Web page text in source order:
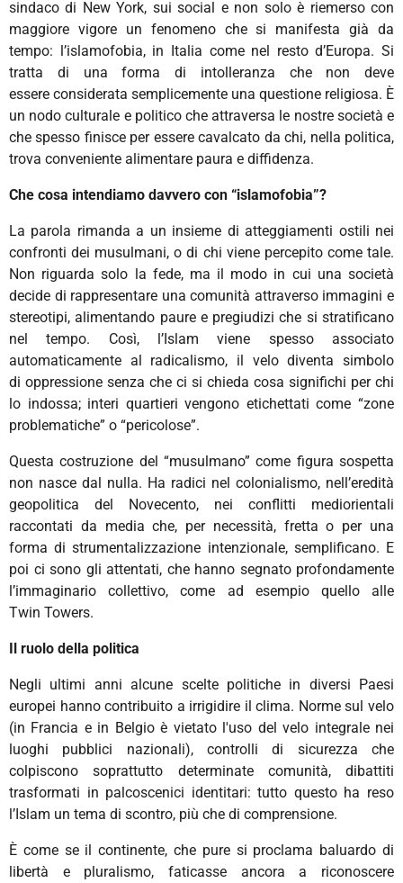
sindaco di New York, sui social e non solo è riemerso con
maggiore vigore un fenomeno che si manifesta già da
tempo: l’islamofobia, in Italia come nel resto d’Europa. Si
tratta di una forma di intolleranza che non deve
essere considerata semplicemente una questione religiosa. È
un nodo culturale e politico che attraversa le nostre società e
che spesso finisce per essere cavalcato da chi, nella politica,
trova conveniente alimentare paura e diffidenza.
Che cosa intendiamo davvero con “islamofobia”?
La parola rimanda a un insieme di atteggiamenti ostili nei
confronti dei musulmani, o di chi viene percepito come tale.
Non riguarda solo la fede, ma il modo in cui una società
decide di rappresentare una comunità attraverso immagini e
stereotipi, alimentando paure e pregiudizi che si stratificano
nel tempo. Così, l’Islam viene spesso associato
automaticamente al radicalismo, il velo diventa simbolo
di oppressione senza che ci si chieda cosa significhi per chi
lo indossa; interi quartieri vengono etichettati come “zone
problematiche” o “pericolose”.
Questa costruzione del “musulmano” come figura sospetta
non nasce dal nulla. Ha radici nel colonialismo, nell’eredità
geopolitica del Novecento, nei conflitti mediorientali
raccontati da media che, per necessità, fretta o per una
forma di strumentalizzazione intenzionale, semplificano. E
poi ci sono gli attentati, che hanno segnato profondamente
l’immaginario collettivo, come ad esempio quello alle
Twin Towers.
Il ruolo della politica
Negli ultimi anni alcune scelte politiche in diversi Paesi
europei hanno contribuito a irrigidire il clima. Norme sul velo
(in Francia e in Belgio è vietato l'uso del velo integrale nei
luoghi pubblici nazionali), controlli di sicurezza che
colpiscono soprattutto determinate comunità, dibattiti
trasformati in palcoscenici identitari: tutto questo ha reso
l’Islam un tema di scontro, più che di comprensione.
È come se il continente, che pure si proclama baluardo di
libertà e pluralismo, faticasse ancora a riconoscere